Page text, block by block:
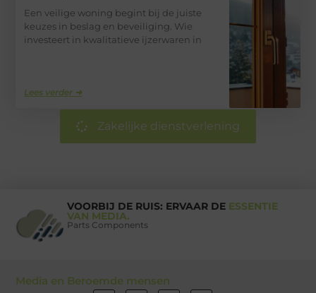
Een veilige woning begint bij de juiste
keuzes in beslag en beveiliging. Wie
investeert in kwalitatieve ijzerwaren in
Lees verder ➜
Zakelijke dienstverlening
VOORBIJ DE RUIS: ERVAAR DE ESSENTIE
VAN MEDIA.
Parts Components
Media en Beroemde mensen